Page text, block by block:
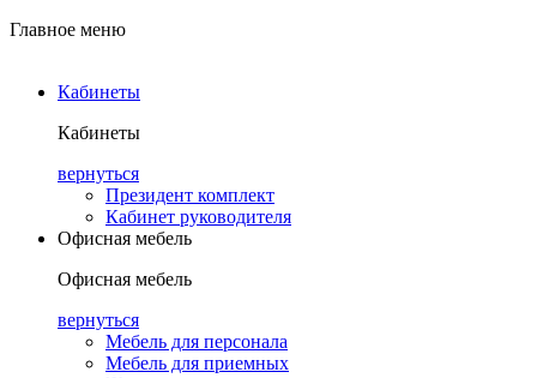
Главное меню
Кабинеты
Кабинеты
вернуться
Президент комплект
Кабинет руководителя
Офисная мебель
Офисная мебель
вернуться
Мебель для персонала
Мебель для приемных